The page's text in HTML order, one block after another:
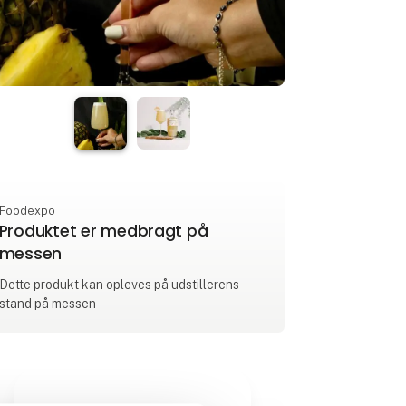
Foodexpo
Produktet er medbragt på
messen
Dette produkt kan opleves på udstillerens
stand på messen